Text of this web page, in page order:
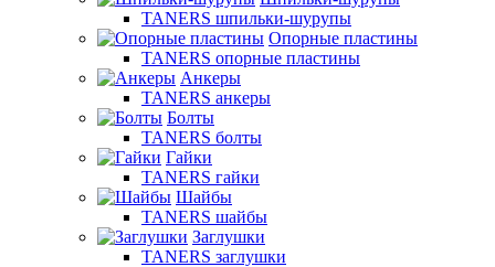
TANERS шпильки-шурупы
Опорные пластины
TANERS опорные пластины
Анкеры
TANERS анкеры
Болты
TANERS болты
Гайки
TANERS гайки
Шайбы
TANERS шайбы
Заглушки
TANERS заглушки